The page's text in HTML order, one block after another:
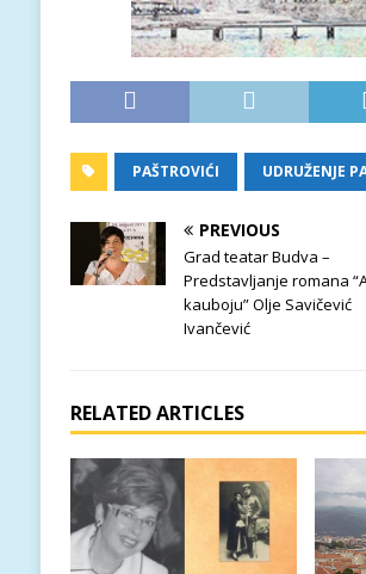
PAŠTROVIĆI UDRUŽENJE
PREVIOUS
Grad teatar Budva –
Predstavljanje romana
kauboju” Olje Savičević
Ivančević
RELATED ARTICLES